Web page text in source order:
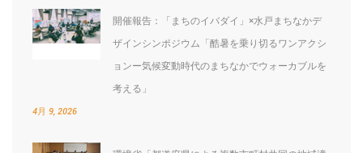
開催報告：「まちのイバダイ」×水戸まちなかデ
ザインシンポジウム「酷暑を乗り切るワンアクシ
ョンー気候変動時代のまちなかでウォーカブルを
考える」
4月 9, 2026